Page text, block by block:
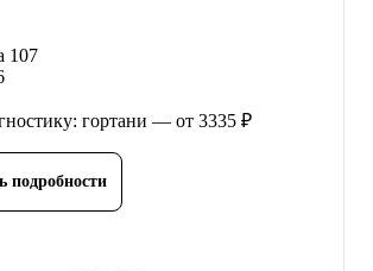
107
гортани — от 3335 ₽
подробности